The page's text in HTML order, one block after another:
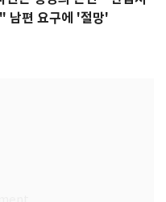
남편 요구에 '절망'